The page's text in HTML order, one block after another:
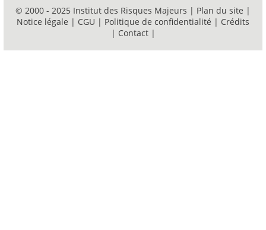
© 2000 - 2025 Institut des Risques Majeurs | Plan du site |
Notice légale | CGU | Politique de confidentialité | Crédits
| Contact |